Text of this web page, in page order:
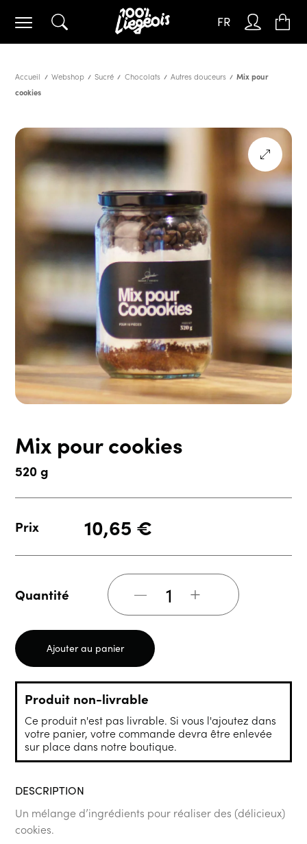
FR
Accueil Webshop Sucré Chocolats Autres douceurs
Mix pour
cookies
Mix pour cookies
520 g
Prix 10,65 €
Quantité +
Ajouter au panier
Produit non-livrable
Ce produit n'est pas livrable. Si vous l'ajoutez dans
votre panier, votre commande devra être enlevée
sur place dans notre boutique.
DESCRIPTION
Un mélange d’ingrédients pour réaliser des (délicieux)
cookies.